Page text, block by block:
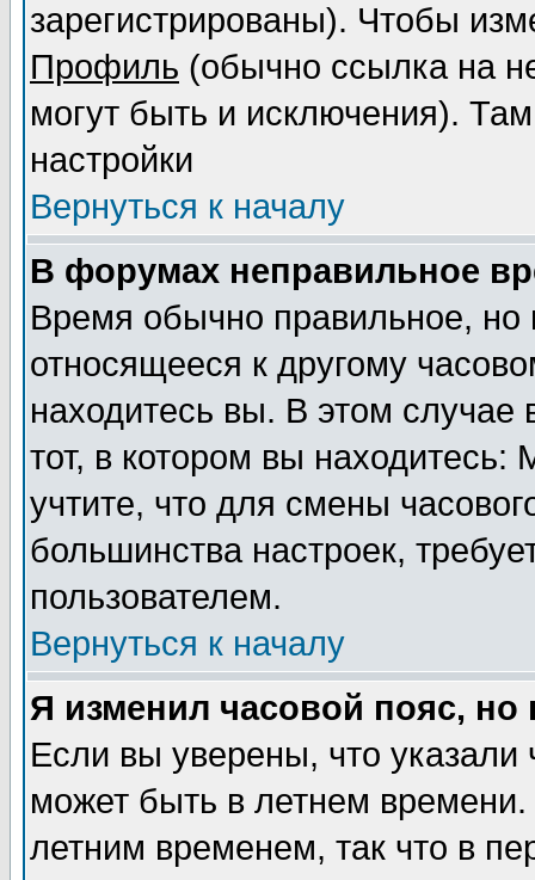
зарегистрированы). Чтобы
Профиль (обычно ссылка на
могут быть и исключения).
настройки
Вернуться к началу
В форумах неправильное
Время обычно правильное,
относящееся к другому
находитесь вы. В этом
тот, в котором вы
учтите, что для смены
большинства настроек,
пользователем.
Вернуться к началу
Я изменил часовой пояс,
Если вы уверены, что указали
может быть в летнем
летним временем, так что в